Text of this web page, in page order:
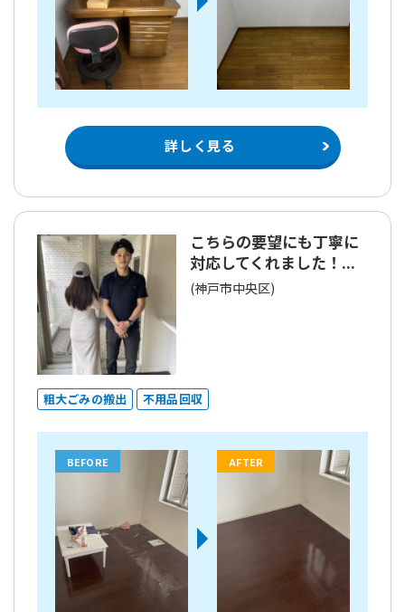
詳しく見る
こちらの要望にも丁寧に
対応してくれました！...
(神戸市中央区)
粗大ごみの搬出 不用品回収
BEFORE AFTER